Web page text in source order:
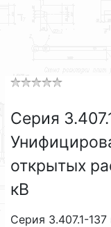
Серия
открытых
кВ
Серия 3.407.1-